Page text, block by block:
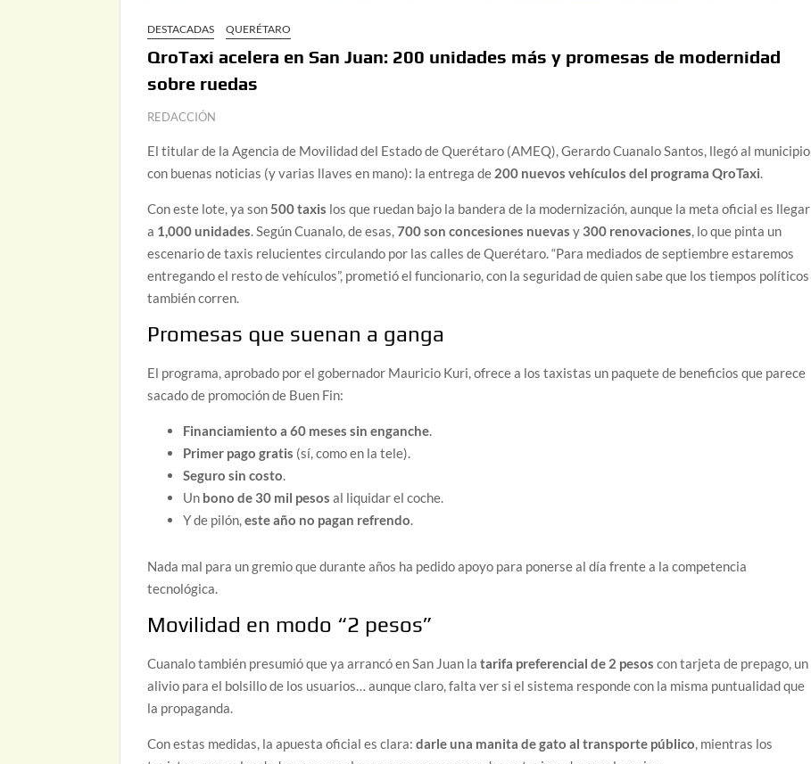
DESTACADAS QUERÉTARO
QroTaxi acelera en San Juan: 200 unidades más y promesas de modernidad
sobre ruedas
REDACCIÓN
El titular de la Agencia de Movilidad del Estado de Querétaro (AMEQ), Gerardo Cuanalo Santos, llegó al municipio
con buenas noticias (y varias llaves en mano): la entrega de 200 nuevos vehículos del programa QroTaxi.
Con este lote, ya son500 taxis los que ruedan bajo la bandera de la modernización, aunque la meta oficial es llegar
a 1,000 unidades. Según Cuanalo, de esas,700 son concesiones nuevas y 300 renovaciones, lo que pinta un
escenario de taxis relucientes circulando por las calles de Querétaro. “Para mediados de septiembre estaremos
entregando el resto de vehículos”, prometió el funcionario, con la seguridad de quien sabe que los tiempos políticos
también corren.
Promesas que suenan a ganga
El programa, aprobado por el gobernador Mauricio Kuri, ofrece a los taxistas un paquete de beneficios que parece
sacado de promoción de Buen Fin:
Financiamiento a 60 meses sin enganche.
Primer pago gratis (sí, como en la tele).
Seguro sin costo.
Un bono de 30 mil pesos al liquidar el coche.
Y de pilón,este año no pagan refrendo.
Nada mal para un gremio que durante años ha pedido apoyo para ponerse al día frente a la competencia
tecnológica.
Movilidad en modo “2 pesos”
Cuanalo también presumió que ya arrancó en San Juan latarifa preferencial de 2 pesos con tarjeta de prepago, un
alivio para el bolsillo de los usuarios… aunque claro, falta ver si el sistema responde con la misma puntualidad que
la propaganda.
Con estas medidas, la apuesta oficial es clara:darle una manita de gato al transporte público, mientras los